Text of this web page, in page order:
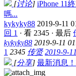
[讨论] iPhone 11
嗎...
kykyky88 2019-9-11
回 1 · 看 2345 · 最后
kykyky88 2019-9-11
1 2345 传贤 2019-9-
[分享] 最新消息